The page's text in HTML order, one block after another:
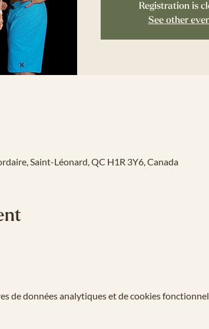
Registration is
See other
Saint-Léonard, QC H1R 3Y6, Canada
de données analytiques et de cookies